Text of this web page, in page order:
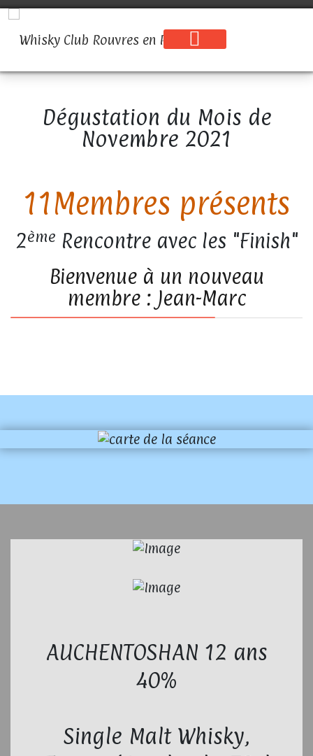
Dégustation du Mois de
Novembre 2021
13
2ème Rencontre avec les "Finish"
Bienvenue à un nouveau
membre : Jean-Marc
AUCHENTOSHAN 12 ans
40%
Single Malt Whisky,